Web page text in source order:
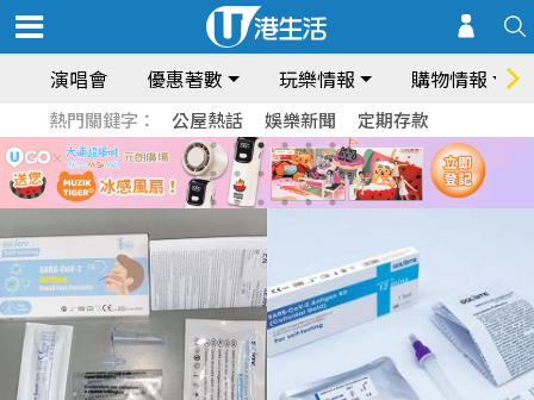
演唱會 優惠著數 玩樂情報 購物情報
熱門關鍵字： 公屋熱話 娛樂新聞 定期存款